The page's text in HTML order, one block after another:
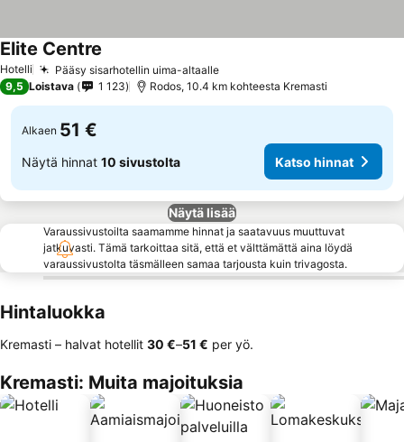
Hotelli Pääsy sisarhotellin uima-altaalleKatso hinnat
Elite Centre
9,5 Loistava 1 123 Rodos, 10.4 km kohteesta Kremasti
Alkaen 51 €
Näytä hinnat 10 sivustolta Katso hinnat
Näytä lisää
Varaussivustoilta saamamme hinnat ja saatavuus muuttuvat
jatkuvasti. Tämä tarkoittaa sitä, että et välttämättä aina löydä
varaussivustolta täsmälleen samaa tarjousta kuin trivagosta.
Hintaluokka
Kremasti – halvat hotellit ‎30 €–‎51 € per yö.
Kremasti: Muita majoituksia